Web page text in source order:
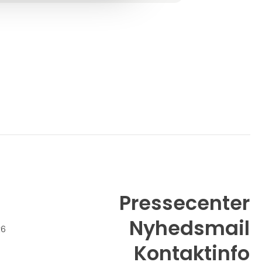
Pressecenter
Nyhedsmail
Kontaktinfo